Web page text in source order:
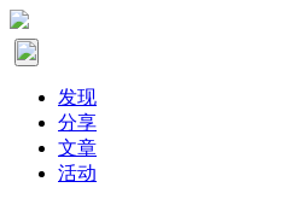
发现
分享
文章
活动